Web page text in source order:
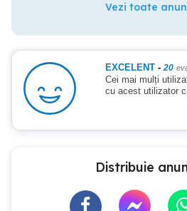
Vezi toate
EXCELENT - 20
Cei mai mulți
cu acest utilizator
Distribuie